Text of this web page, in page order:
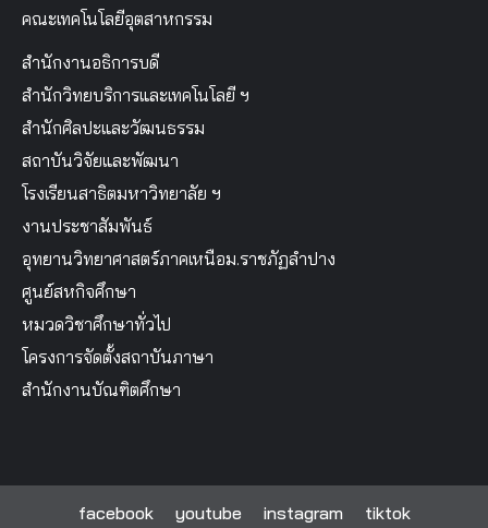
คณะเทคโนโลยีอุตสาหกรรม
สำนักงานอธิการบดี
สำนักวิทยบริการและเทคโนโลยี ฯ
สำนักศิลปะและวัฒนธรรม
สถาบันวิจัยและพัฒนา
โรงเรียนสาธิตมหาวิทยาลัย ฯ
งานประชาสัมพันธ์
อุทยานวิทยาศาสตร์ภาคเหนือม.ราชภัฏลำปาง
ศูนย์สหกิจศึกษา
หมวดวิชาศึกษาทั่วไป
โครงการจัดตั้งสถาบันภาษา
สำนักงานบัณฑิตศึกษา
facebook youtube instagram tiktok